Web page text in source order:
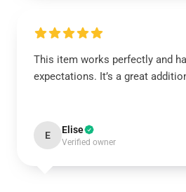
This item works perfectly and
expectations. It’s a great
E Elise
Verified owner